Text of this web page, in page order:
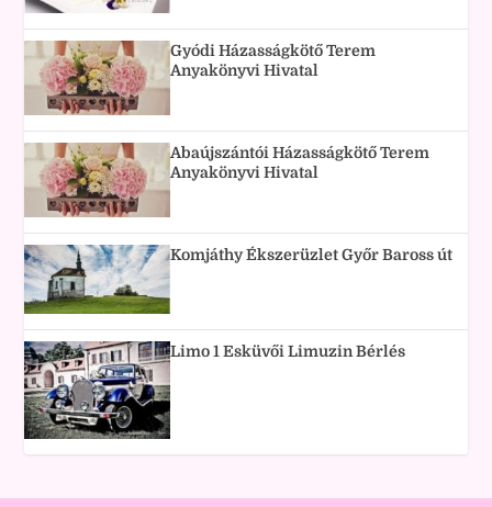
Gyódi Házasságkötő Terem
Anyakönyvi Hivatal
Abaújszántói Házasságkötő Terem
Anyakönyvi Hivatal
Komjáthy Ékszerüzlet Győr Baross út
Limo 1 Esküvői Limuzin Bérlés